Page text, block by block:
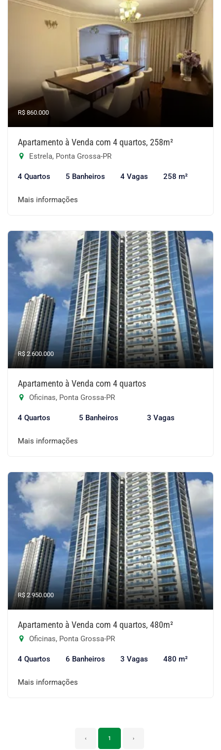
R$ 860.000
Apartamento à Venda com 4 quartos, 258m²
Estrela, Ponta Grossa-PR
4 Quartos 5 Banheiros 4 Vagas 258 m²
Mais informações
R$ 2.600.000
Apartamento à Venda com 4 quartos
Oficinas, Ponta Grossa-PR
4 Quartos 5 Banheiros 3 Vagas
Mais informações
R$ 2.950.000
Apartamento à Venda com 4 quartos, 480m²
Oficinas, Ponta Grossa-PR
4 Quartos 6 Banheiros 3 Vagas 480 m²
Mais informações
‹ 1 ›